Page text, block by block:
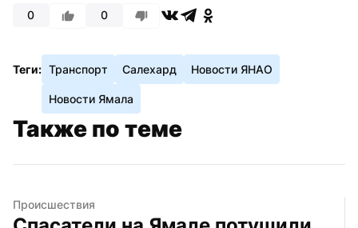
0 0
Теги: Транспорт Салехард Новости ЯНАО
Новости Ямала
Также по теме
Происшествия